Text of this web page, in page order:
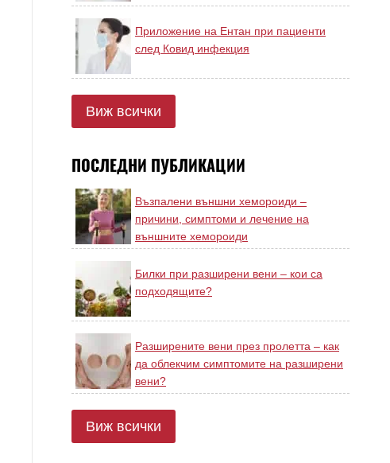
Приложение на Ентан при пациенти
след Ковид инфекция
Виж всички
ПОСЛЕДНИ ПУБЛИКАЦИИ
Възпалени външни хемороиди –
причини, симптоми и лечение на
външните хемороиди
Билки при разширени вени – кои са
подходящите?
Разширените вени през пролетта – как
да облекчим симптомите на разширени
вени?
Виж всички